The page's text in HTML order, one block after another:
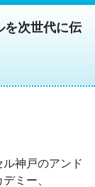
を次世代に伝
神戸のアンド
ミー、